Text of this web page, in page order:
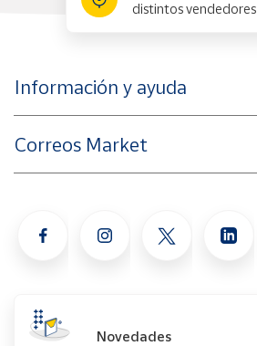
distintos vendedores
Información y ayuda
Correos Market
Novedades